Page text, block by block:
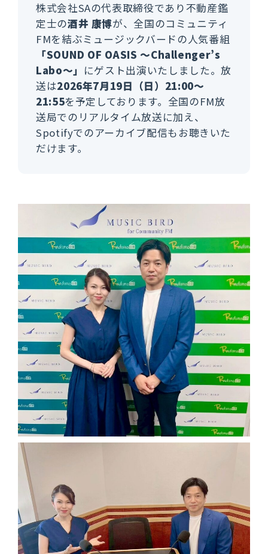
株式会社SAの代表取締役であり不動産鑑
定士の酒井 康博が、全国のコミュニティ
FMを結ぶミュージックバードの人気番組
「SOUND OF OASIS 〜Challenger’s
Labo〜」 にゲスト出演いたしました。放
送は2026年7月19日（日）21:00〜
21:55を予定しております。全国のFM放
送局でのリアルタイム放送に加え、
Spotifyでのアーカイブ配信もお聴きいた
だけます。